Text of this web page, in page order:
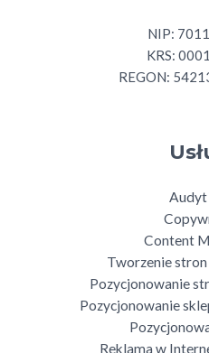
NIP:
KRS:
REGON:
Audyt
Content
Tworzenie
Pozycjonowanie
Pozycjonowanie
Reklama w